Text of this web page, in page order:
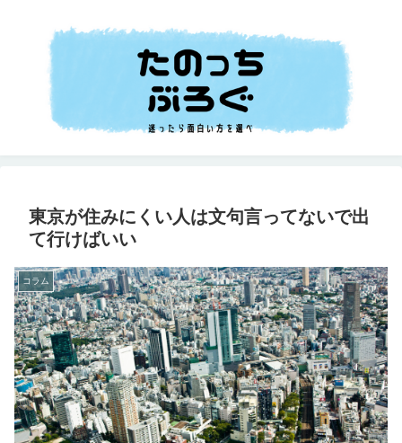
東京が住みにくい人は文句言ってないで出
て行けばいい
コラム